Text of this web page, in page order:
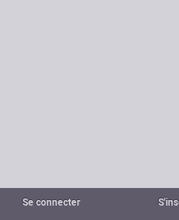
Se connecter